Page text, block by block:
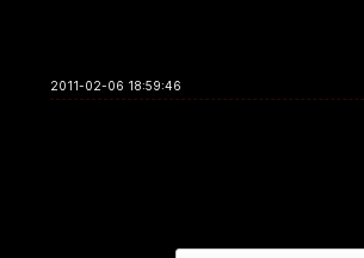
2011-02-06 18:59:46